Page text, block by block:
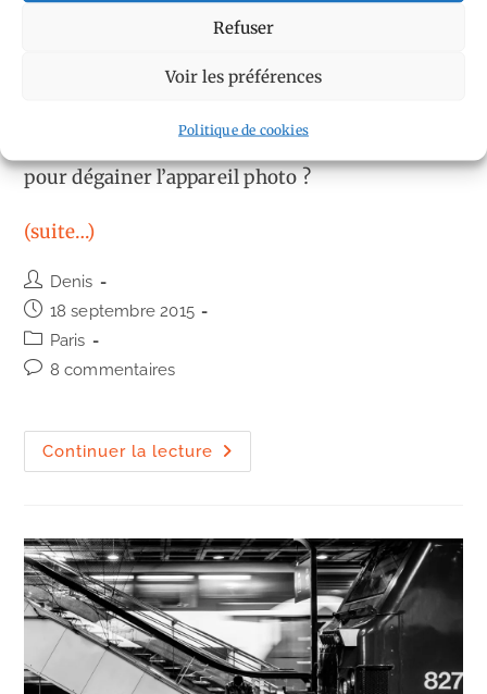
Refuser
Voir les préférences
Politique de cookies
capitale le week-end dernier. Pluie à Paris et…
fond, hein. Bref, et si c’était un bon prétexte
pour dégainer l’appareil photo ?
(suite…)
Auteur/autrice
de
publication :
Denis
Publication
publiée :
18 septembre 2015
Post
category:
Paris
Commentaires
publication :
8 commentaires
Continuer la lecture Pluie